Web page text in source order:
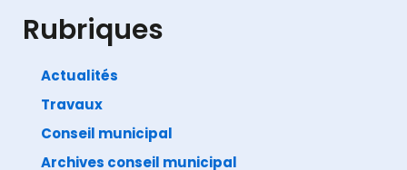
Direction de l'information légale et administrative
Rubriques
Actualités
Travaux
Conseil municipal
Archives conseil municipal